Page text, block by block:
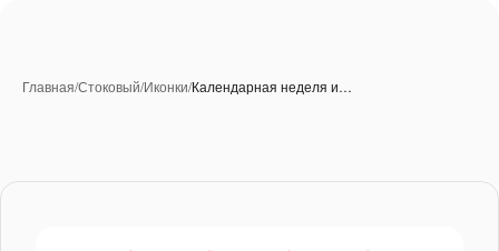
Главная/Стоковый/Иконки/Календарная неделя и…